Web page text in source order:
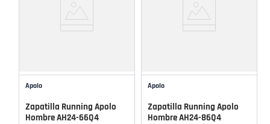
Apolo
Zapatilla Running Apolo
Hombre AH24-66Q4
Apolo
Zapatilla Running Apolo
Hombre AH24-86Q4